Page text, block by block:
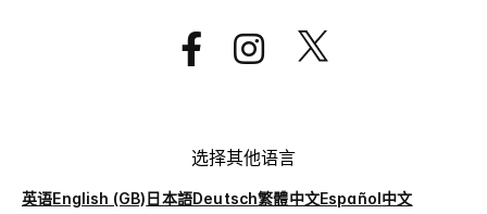
选择其他语言
英语English (GB)日本語Deutsch繁體中文Español中文